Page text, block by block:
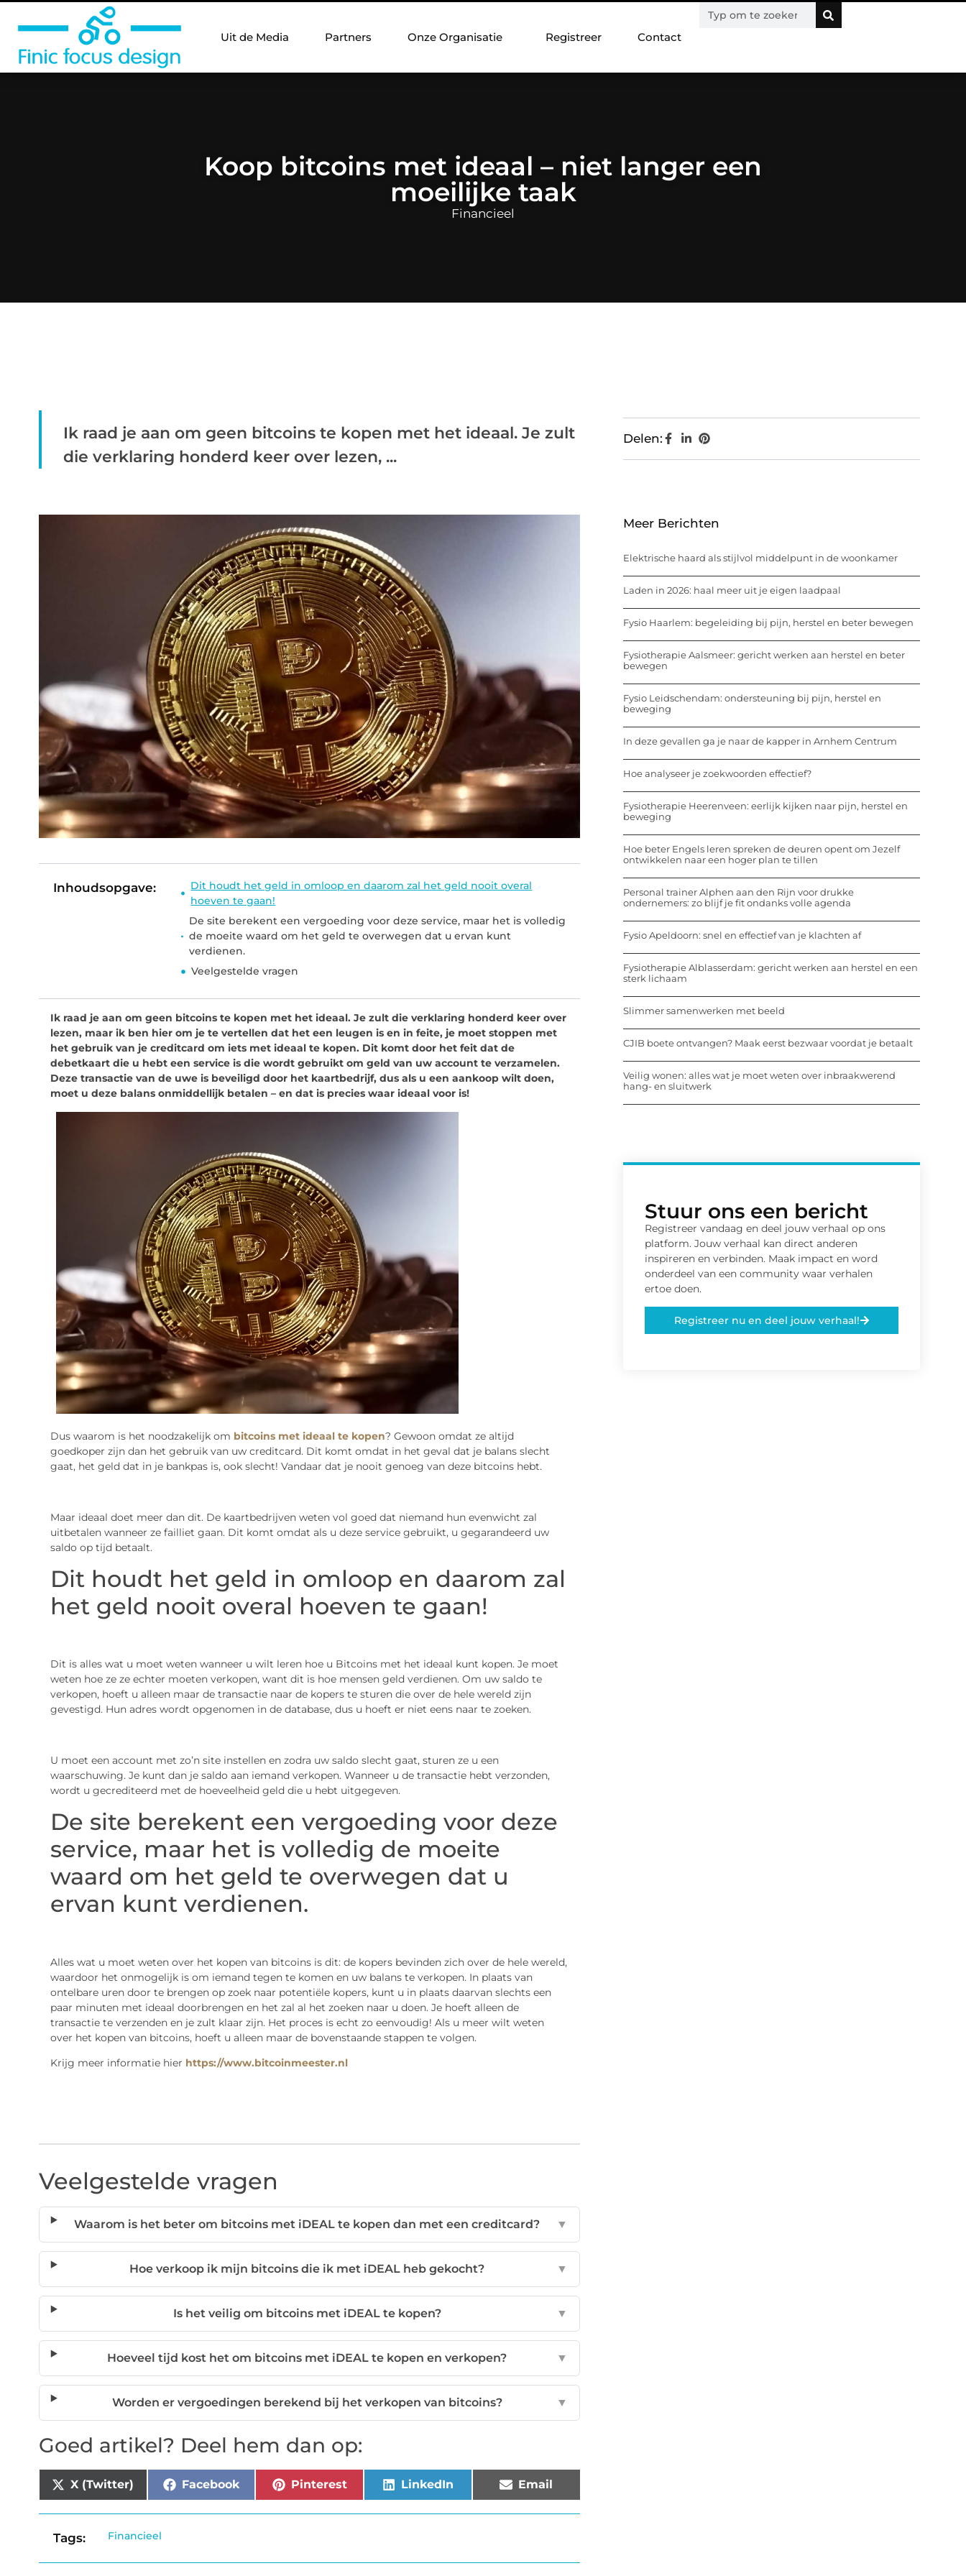
Uit de Media Partners Onze Organisatie Registreer Contact
Koop bitcoins met ideaal – niet langer een
moeilijke taak
Financieel
Ik raad je aan om geen bitcoins te kopen met het ideaal. Je zult
die verklaring honderd keer over lezen, ...
Inhoudsopgave:
Dit houdt het geld in omloop en daarom zal het geld nooit overal
hoeven te gaan!
De site berekent een vergoeding voor deze service, maar het is volledig
de moeite waard om het geld te overwegen dat u ervan kunt
verdienen.
Veelgestelde vragen
Ik raad je aan om geen bitcoins te kopen met het ideaal. Je zult die verklaring honderd keer over
lezen, maar ik ben hier om je te vertellen dat het een leugen is en in feite, je moet stoppen met
het gebruik van je creditcard om iets met ideaal te kopen. Dit komt door het feit dat de
debetkaart die u hebt een service is die wordt gebruikt om geld van uw account te verzamelen.
Deze transactie van de uwe is beveiligd door het kaartbedrijf, dus als u een aankoop wilt doen,
moet u deze balans onmiddellijk betalen – en dat is precies waar ideaal voor is!
Dus waarom is het noodzakelijk om bitcoins met ideaal te kopen? Gewoon omdat ze altijd
goedkoper zijn dan het gebruik van uw creditcard. Dit komt omdat in het geval dat je balans slecht
gaat, het geld dat in je bankpas is, ook slecht! Vandaar dat je nooit genoeg van deze bitcoins hebt.
Maar ideaal doet meer dan dit. De kaartbedrijven weten vol goed dat niemand hun evenwicht zal
uitbetalen wanneer ze failliet gaan. Dit komt omdat als u deze service gebruikt, u gegarandeerd uw
saldo op tijd betaalt.
Dit houdt het geld in omloop en daarom zal
het geld nooit overal hoeven te gaan!
Dit is alles wat u moet weten wanneer u wilt leren hoe u Bitcoins met het ideaal kunt kopen. Je moet
weten hoe ze ze echter moeten verkopen, want dit is hoe mensen geld verdienen. Om uw saldo te
verkopen, hoeft u alleen maar de transactie naar de kopers te sturen die over de hele wereld zijn
gevestigd. Hun adres wordt opgenomen in de database, dus u hoeft er niet eens naar te zoeken.
U moet een account met zo’n site instellen en zodra uw saldo slecht gaat, sturen ze u een
waarschuwing. Je kunt dan je saldo aan iemand verkopen. Wanneer u de transactie hebt verzonden,
wordt u gecrediteerd met de hoeveelheid geld die u hebt uitgegeven.
De site berekent een vergoeding voor deze
service, maar het is volledig de moeite
waard om het geld te overwegen dat u
ervan kunt verdienen.
Alles wat u moet weten over het kopen van bitcoins is dit: de kopers bevinden zich over de hele wereld,
waardoor het onmogelijk is om iemand tegen te komen en uw balans te verkopen. In plaats van
ontelbare uren door te brengen op zoek naar potentiële kopers, kunt u in plaats daarvan slechts een
paar minuten met ideaal doorbrengen en het zal al het zoeken naar u doen. Je hoeft alleen de
transactie te verzenden en je zult klaar zijn. Het proces is echt zo eenvoudig! Als u meer wilt weten
over het kopen van bitcoins, hoeft u alleen maar de bovenstaande stappen te volgen.
Krijg meer informatie hier https://www.bitcoinmeester.nl
Veelgestelde vragen
Waarom is het beter om bitcoins met iDEAL te kopen dan met een creditcard? ▼
Hoe verkoop ik mijn bitcoins die ik met iDEAL heb gekocht? ▼
Is het veilig om bitcoins met iDEAL te kopen? ▼
Hoeveel tijd kost het om bitcoins met iDEAL te kopen en verkopen? ▼
Worden er vergoedingen berekend bij het verkopen van bitcoins? ▼
Goed artikel? Deel hem dan op:
X (Twitter) Facebook Pinterest LinkedIn Email
Tags: Financieel
Delen:
Meer Berichten
Elektrische haard als stijlvol middelpunt in de woonkamer
Laden in 2026: haal meer uit je eigen laadpaal
Fysio Haarlem: begeleiding bij pijn, herstel en beter bewegen
Fysiotherapie Aalsmeer: gericht werken aan herstel en beter
bewegen
Fysio Leidschendam: ondersteuning bij pijn, herstel en
beweging
In deze gevallen ga je naar de kapper in Arnhem Centrum
Hoe analyseer je zoekwoorden effectief?
Fysiotherapie Heerenveen: eerlijk kijken naar pijn, herstel en
beweging
Hoe beter Engels leren spreken de deuren opent om Jezelf
ontwikkelen naar een hoger plan te tillen
Personal trainer Alphen aan den Rijn voor drukke
ondernemers: zo blijf je fit ondanks volle agenda
Fysio Apeldoorn: snel en effectief van je klachten af
Fysiotherapie Alblasserdam: gericht werken aan herstel en een
sterk lichaam
Slimmer samenwerken met beeld
CJIB boete ontvangen? Maak eerst bezwaar voordat je betaalt
Veilig wonen: alles wat je moet weten over inbraakwerend
hang- en sluitwerk
Stuur ons een bericht
Registreer vandaag en deel jouw verhaal op ons
platform. Jouw verhaal kan direct anderen
inspireren en verbinden. Maak impact en word
onderdeel van een community waar verhalen
ertoe doen.
Registreer nu en deel jouw verhaal!